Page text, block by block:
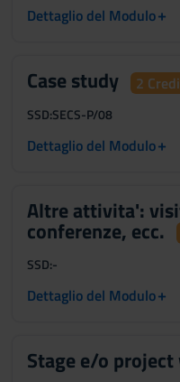
Dettaglio del Modulo+
Case study 2
SSD:SECS-P/08
Dettaglio del Modulo+
Altre attivita':
conferenze, ecc.
SSD:-
Dettaglio del Modulo+
Stage e/o